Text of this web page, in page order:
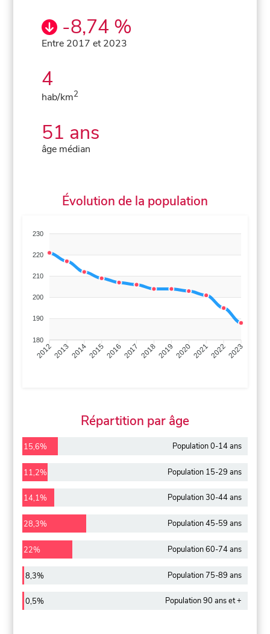
-8,74 %
Entre 2017 et 2023
4
hab/km2
51 ans
âge médian
Évolution de la population
230
220
210
200
190
180
201220132014201520162017 20182019 2020202120222023
Répartition par âge
15,6% Population 0-14 ans
11,2% Population 15-29 ans
14,1% Population 30-44 ans
28,3% Population 45-59 ans
22% Population 60-74 ans
8,3% Population 75-89 ans
0,5% Population 90 ans et +